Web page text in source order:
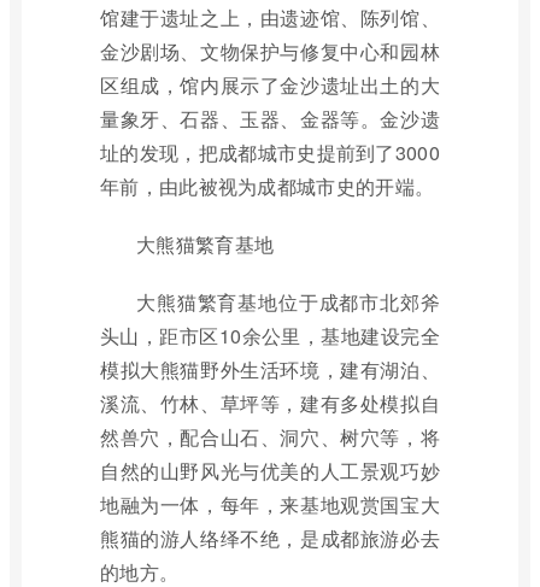
馆建于遗址之上，由遗迹馆、陈列馆、
金沙剧场、文物保护与修复中心和园林
区组成，馆内展示了金沙遗址出土的大
量象牙、石器、玉器、金器等。金沙遗
址的发现，把成都城市史提前到了3000
年前，由此被视为成都城市史的开端。
大熊猫繁育基地
大熊猫繁育基地位于成都市北郊斧
头山，距市区10余公里，基地建设完全
模拟大熊猫野外生活环境，建有湖泊、
溪流、竹林、草坪等，建有多处模拟自
然兽穴，配合山石、洞穴、树穴等，将
自然的山野风光与优美的人工景观巧妙
地融为一体，每年，来基地观赏国宝大
熊猫的游人络绎不绝，是成都旅游必去
的地方。